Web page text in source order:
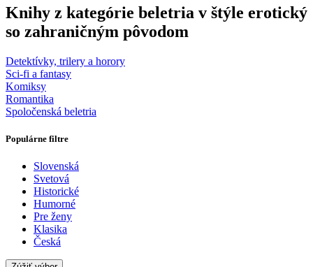
Knihy z kategórie beletria v štýle erotický
so zahraničným pôvodom
Detektívky, trilery a horory
Sci-fi a fantasy
Komiksy
Romantika
Spoločenská beletria
Populárne filtre
Slovenská
Svetová
Historické
Humorné
Pre ženy
Klasika
Česká